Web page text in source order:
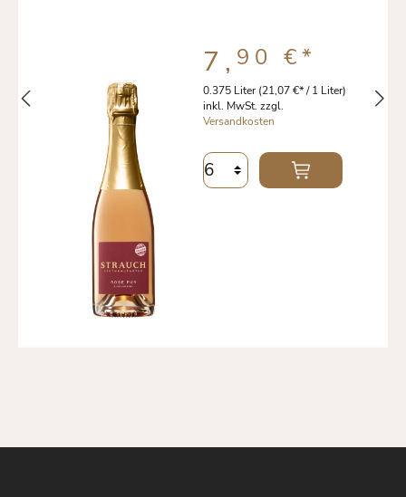
0.375 Liter(21,07 €* / 1 Liter)
inkl. MwSt. zzgl.
Versandkosten
7, 90 €*